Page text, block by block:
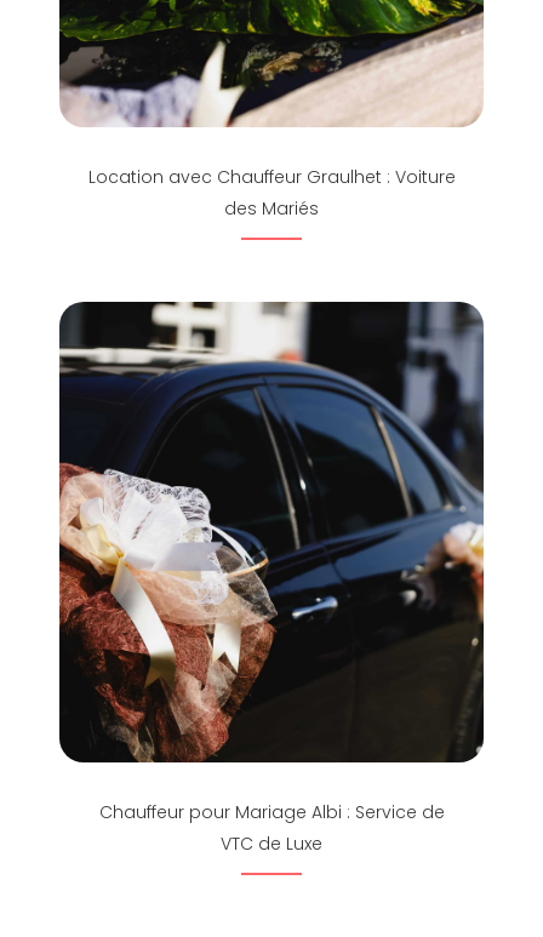
Location avec Chauffeur Graulhet : Voiture
des Mariés
Chauffeur pour Mariage Albi : Service de
VTC de Luxe